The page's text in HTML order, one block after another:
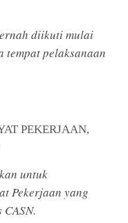
diikuti mulai
tempat pelaksanaan
PEKERJAAN,
untuk
Pekerjaan yang